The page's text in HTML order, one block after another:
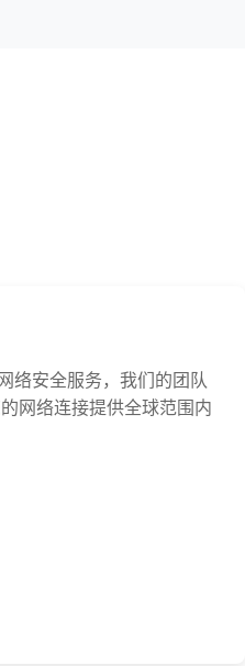
络安全服务，我们的团队
网络连接提供全球范围内